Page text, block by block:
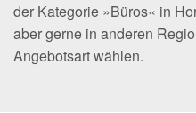
der Kategorie »Büros« in
aber gerne in anderen
Angebotsart wählen.